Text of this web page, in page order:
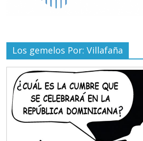
Los gemelos Por: Villafaña